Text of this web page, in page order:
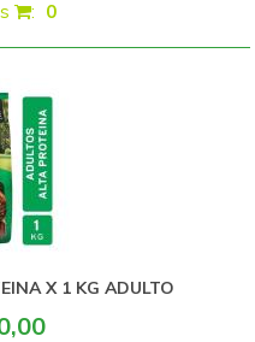
: 0
X 1 KG ADULTO